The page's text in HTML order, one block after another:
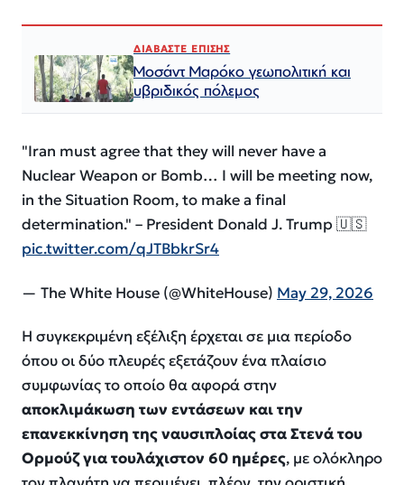
ΔΙΑΒΑΣΤΕ ΕΠΙΣΗΣ
Μοσάντ Μαρόκο γεωπολιτική και
υβριδικός πόλεμος
"Iran must agree that they will never have a
Nuclear Weapon or Bomb… I will be meeting now,
in the Situation Room, to make a final
determination." – President Donald J. Trump 🇺🇸
pic.twitter.com/qJTBbkrSr4
— The White House (@WhiteHouse) May 29, 2026
Η συγκεκριμένη εξέλιξη έρχεται σε μια περίοδο
όπου οι δύο πλευρές εξετάζουν ένα πλαίσιο
συμφωνίας το οποίο θα αφορά στην
αποκλιμάκωση των εντάσεων και την
επανεκκίνηση της ναυσιπλοίας στα Στενά του
Ορμούζ για τουλάχιστον 60 ημέρες, με ολόκληρο